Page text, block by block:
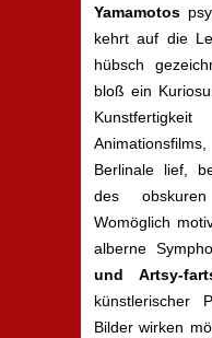
Yamamotos
kehrt auf die
hübsch
bloß ein
Berlinale lief,
des
Womöglich
alberne
und Artsy-
künstlerischer
Bilder wirken